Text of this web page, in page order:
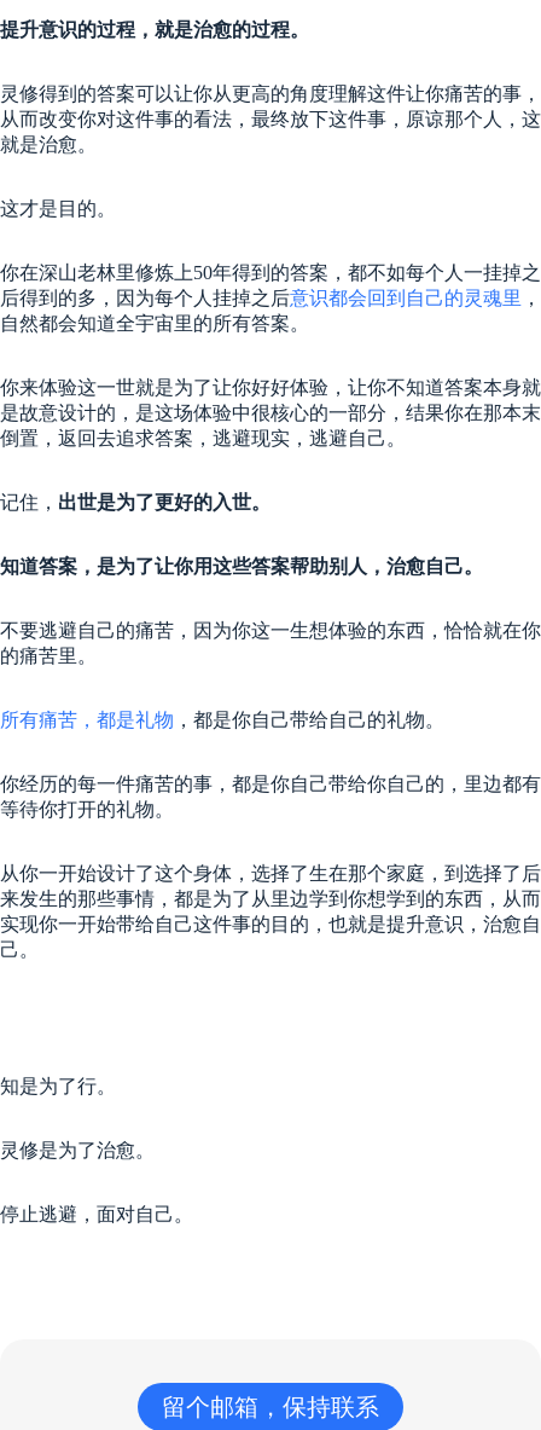
提升意识的过程，就是治愈的过程。
灵修得到的答案可以让你从更高的角度理解这件让你痛苦的事，
从而改变你对这件事的看法，最终放下这件事，原谅那个人，这
就是治愈。
这才是目的。
你在深山老林里修炼上50年得到的答案，都不如每个人一挂掉之
后得到的多，因为每个人挂掉之后意识都会回到自己的灵魂里 ，
自然都会知道全宇宙里的所有答案。
你来体验这一世就是为了让你好好体验，让你不知道答案本身就
是故意设计的，是这场体验中很核心的一部分，结果你在那本末
倒置，返回去追求答案，逃避现实，逃避自己。
记住， 出世是为了更好的入世。
知道答案，是为了让你用这些答案帮助别人，治愈自己。
不要逃避自己的痛苦，因为你这一生想体验的东西，恰恰就在你
的痛苦里。
所有痛苦，都是礼物 ，都是你自己带给自己的礼物。
你经历的每一件痛苦的事，都是你自己带给你自己的，里边都有
等待你打开的礼物。
从你一开始设计了这个身体，选择了生在那个家庭，到选择了后
来发生的那些事情，都是为了从里边学到你想学到的东西，从而
实现你一开始带给自己这件事的目的，也就是提升意识，治愈自
己。
知是为了行。
灵修是为了治愈。
停止逃避，面对自己。
留个邮箱，保持联系